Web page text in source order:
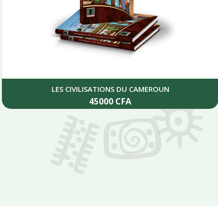
LES CIVILISATIONS DU CAMEROUN
45000 CFA